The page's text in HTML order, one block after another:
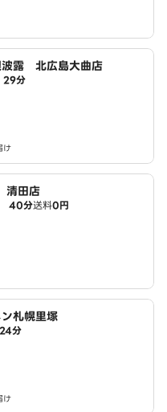
波露 北広島大曲店
29分
け
田店
40分送料0円
札幌里塚
24分
け